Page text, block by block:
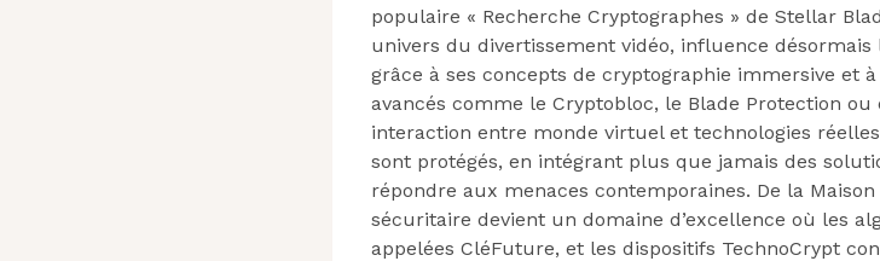
populaire « Recherche Cryptographes » de Stellar
univers du divertissement vidéo, influence
grâce à ses concepts de cryptographie immersive et
avancés comme le Cryptobloc, le Blade Protection ou
interaction entre monde virtuel et technologies
sont protégés, en intégrant plus que jamais des
répondre aux menaces contemporaines. De la
sécuritaire devient un domaine d’excellence où les
appelées CléFuture, et les dispositifs TechnoCrypt